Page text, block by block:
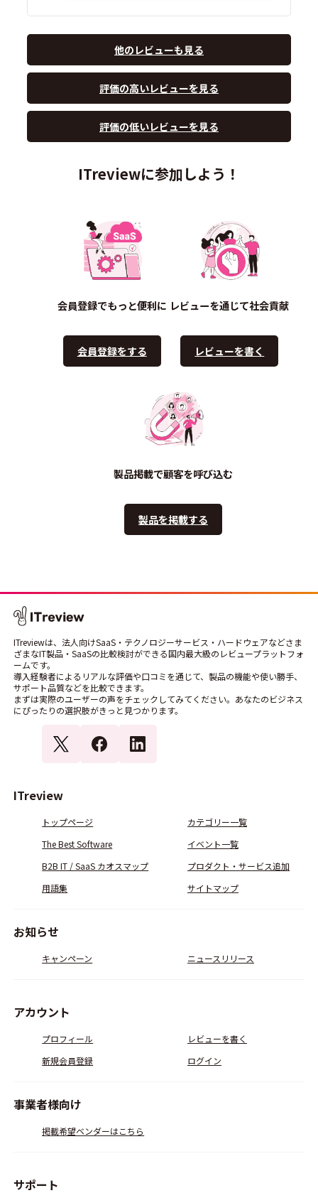
他のレビューも見る
評価の高いレビューを見る
評価の低いレビューを見る
ITreviewに参加しよう！
会員登録でもっと便利に
会員登録をする
レビューを通じて社会貢献
レビューを書く
製品掲載で顧客を呼び込む
製品を掲載する
ITreviewは、法人向けSaaS・テクノロジーサービス・ハードウェアなどさま
ざまなIT製品・SaaSの比較検討ができる国内最大級のレビュープラットフォ
ームです。
導入経験者によるリアルな評価や口コミを通じて、製品の機能や使い勝手、
サポート品質などを比較できます。
まずは実際のユーザーの声をチェックしてみてください。あなたのビジネス
にぴったりの選択肢がきっと見つかります。
ITreview
トップページ
カテゴリー一覧
The Best Software
イベント一覧
B2B IT / SaaS カオスマップ
プロダクト・サービス追加
用語集
サイトマップ
お知らせ
キャンペーン ニュースリリース
アカウント
プロフィール
レビューを書く
新規会員登録
ログイン
事業者様向け
掲載希望ベンダーはこちら
サポート